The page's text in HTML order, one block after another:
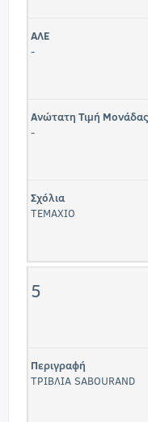
ΑΛΕ
-
Ανώτατη Τιμή
-
Σχόλια
TEMAXIO
5
Περιγραφή
ΤΡΙΒΛΙΑ SABOURAND